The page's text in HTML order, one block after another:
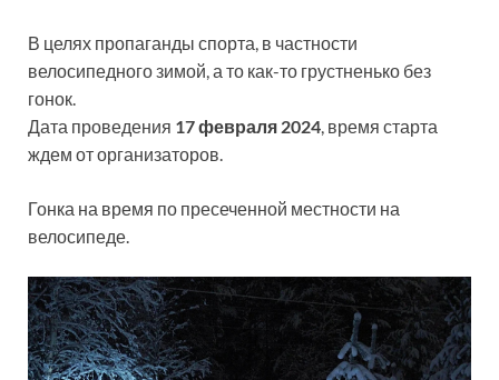
В целях пропаганды спорта, в частности
велосипедного зимой, а то как-то грустненько без
гонок.
Дата проведения 17 февраля 2024, время старта
ждем от организаторов.
Гонка на время по пресеченной местности на
велосипеде.